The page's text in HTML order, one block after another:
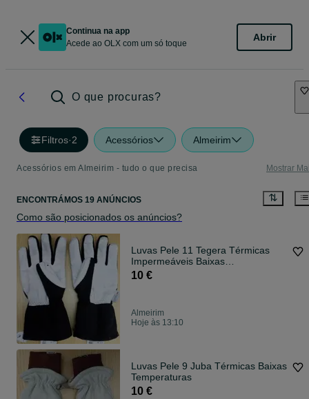
Continua na app
Acede ao OLX com um só toque
Abrir
O que procuras?
Filtros·2 Acessórios Almeirim
Acessórios em Almeirim - tudo o que precisa Mostrar
ENCONTRÁMOS 19 ANÚNCIOS
Como são posicionados os anúncios?
Luvas Pele 11 Tegera Térmicas
Impermeáveis Baixas
Temperaturas
10 €
Almeirim
Hoje às 13:10
Luvas Pele 9 Juba Térmicas Baixas
Temperaturas
10 €